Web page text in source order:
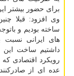
برای حضور بیشتر
وی افزود: قبلا
ساخته بودیم و
های ایرانی
داشتیم ساخت این
رویكرد اقتصادی
عده ای از